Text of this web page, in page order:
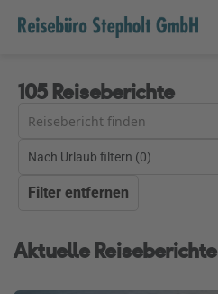
105 Reiseberichte
Nach Urlaub filtern (0)
Filter entfernen
Aktuelle Reiseberichte